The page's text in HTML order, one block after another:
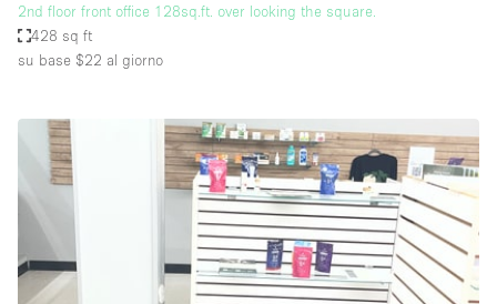
2nd floor front office 128sq.ft. over looking the square.
428 sq ft
su base $22 al giorno